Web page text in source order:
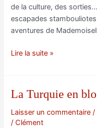
de la culture, des
escapades
aventures de
Mademoiselle
Lire la suite »
La Turquie en
Laisser un commentaire /
/Clément